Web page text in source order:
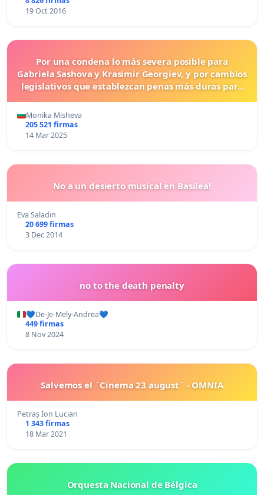
19 Oct 2016
Por una condena lo más severa posible para
Gabriela Sashova y Krasimir Georgiev, y por cambios
legislativos que establezcan penas más duras para
Monika Misheva
205 521 firmas
14 Mar 2025
No a un desierto musical en Basilea!
Eva Saladin
20 699 firmas
3 Dec 2014
no to the death penalty
💙De-Je-Mely-Andrea💙
449 firmas
8 Nov 2024
Salvemos el ¨Cinema 23 august¨ - OMNIA
Petraș Ion Lucian
1 343 firmas
18 Mar 2021
Orquesta Nacional de Bélgica